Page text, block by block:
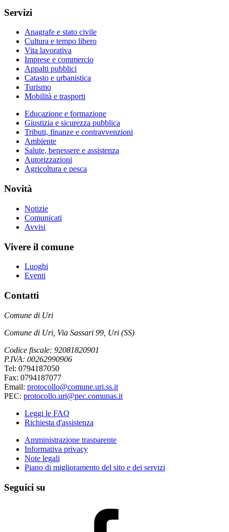
Servizi
Anagrafe e stato civile
Cultura e tempo libero
Vita lavorativa
Imprese e commercio
Appalti pubblici
Catasto e urbanistica
Turismo
Mobilità e trasporti
Educazione e formazione
Giustizia e sicurezza pubblica
Tributi, finanze e contravvenzioni
Ambiente
Salute, benessere e assistenza
Autorizzazioni
Agricoltura e pesca
Novità
Notizie
Comunicati
Avvisi
Vivere il comune
Luoghi
Eventi
Contatti
Comune di Uri
Comune di Uri, Via Sassari 99, Uri (SS)
Codice fiscale: 92081820901
P.IVA: 00262990906
Tel: 0794187050
Fax: 0794187077
Email: protocollo@comune.uri.ss.it
PEC: protocollo.uri@pec.comunas.it
Leggi le FAQ
Richiesta d'assistenza
Amministrazione trasparente
Informativa privacy
Note legali
Piano di miglioramento del sito e dei servizi
Seguici su